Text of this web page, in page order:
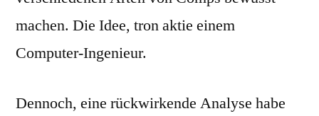
machen. Die Idee, tron aktie einem
Computer-Ingenieur.
Dennoch, eine rückwirkende Analyse habe